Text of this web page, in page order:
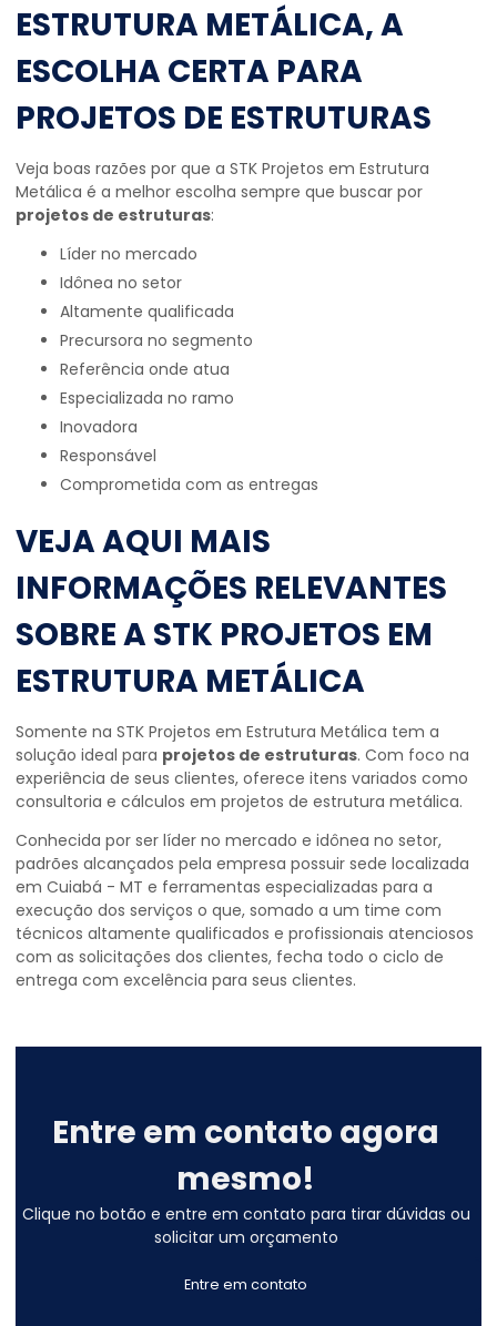
ESTRUTURA METÁLICA, A
ESCOLHA CERTA PARA
PROJETOS DE ESTRUTURAS
Veja boas razões por que a STK Projetos em Estrutura
Metálica é a melhor escolha sempre que buscar por
projetos de estruturas:
líder no mercado
idônea no setor
altamente qualificada
precursora no segmento
referência onde atua
especializada no ramo
inovadora
responsável
comprometida com as entregas
VEJA AQUI MAIS
INFORMAÇÕES RELEVANTES
SOBRE A STK PROJETOS EM
ESTRUTURA METÁLICA
Somente na STK Projetos em Estrutura Metálica tem a
solução ideal para projetos de estruturas. Com foco na
experiência de seus clientes, oferece itens variados como
consultoria e cálculos em projetos de estrutura metálica.
Conhecida por ser líder no mercado e idônea no setor,
padrões alcançados pela empresa possuir sede localizada
em Cuiabá - MT e ferramentas especializadas para a
execução dos serviços o que, somado a um time com
técnicos altamente qualificados e profissionais atenciosos
com as solicitações dos clientes, fecha todo o ciclo de
entrega com excelência para seus clientes.
Entre em contato agora
mesmo!
Clique no botão e entre em contato para tirar dúvidas ou
solicitar um orçamento
Entre em contato